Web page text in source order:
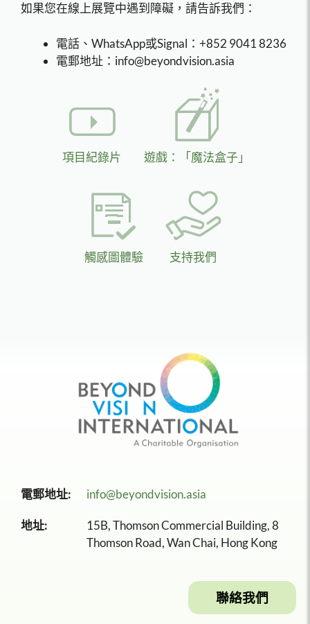
如果您在線上展覽中遇到障礙，請告訴我們：
電話、WhatsApp或Signal：+852 9041 8236
電郵地址：info@beyondvision.asia
項目紀錄片 遊戲：「魔法盒子」
觸感圖體驗 支持我們
電郵地址: info@beyondvision.asia
地址:
15B, Thomson Commercial Building, 8
Thomson Road, Wan Chai, Hong Kong
聯絡我們